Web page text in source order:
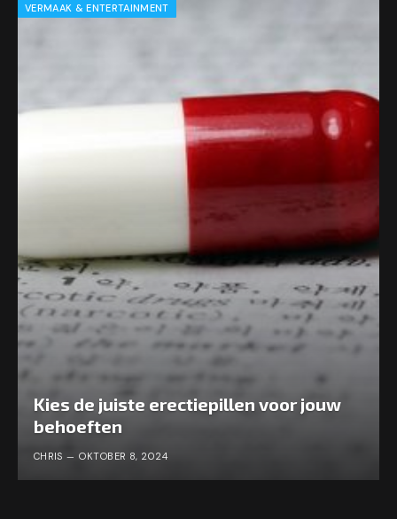
VERMAAK & ENTERTAINMENT
Kies de juiste erectiepillen voor jouw
behoeften
CHRIS OKTOBER 8, 2024